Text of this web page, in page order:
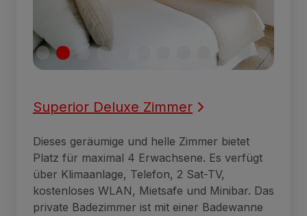
Superior Deluxe Zimmer
Dieses geräumige und helle Zimmer bietet
Platz für maximal 4 Erwachsene. Es verfügt
über Klimaanlage, Telefon, 2 Sat-TV,
kostenloses WLAN, Mietsafe und Minibar. Das
private Badezimmer ist mit einer Badewanne